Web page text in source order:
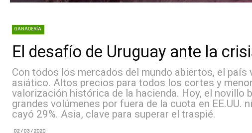
El desafío de Uruguay ante la
Con todos los mercados del mundo abiertos,
asiático. Altos precios para todos los cortes y